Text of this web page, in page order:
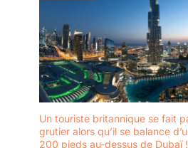
Un touriste britannique se fait
grutier alors qu’il se balance
200 pieds au-dessus de Dubaï !